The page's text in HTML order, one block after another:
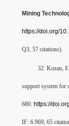
Mining
https://doi.org/
Q3, 57 citations).
32. Kozan,
support system for
680. https://
IF: 6.969; 65